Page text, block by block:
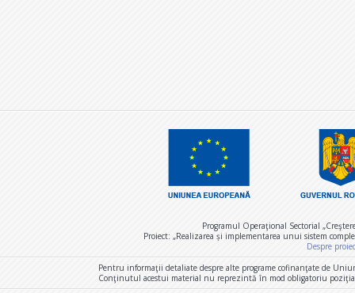
Programul Operaţional Sectorial
Proiect: „Realizarea și implementarea unui sistem
Despre
Pentru informaţii detaliate despre alte programe cofinanţate de
Conţinutul acestui material nu reprezintă în mod obligatoriu